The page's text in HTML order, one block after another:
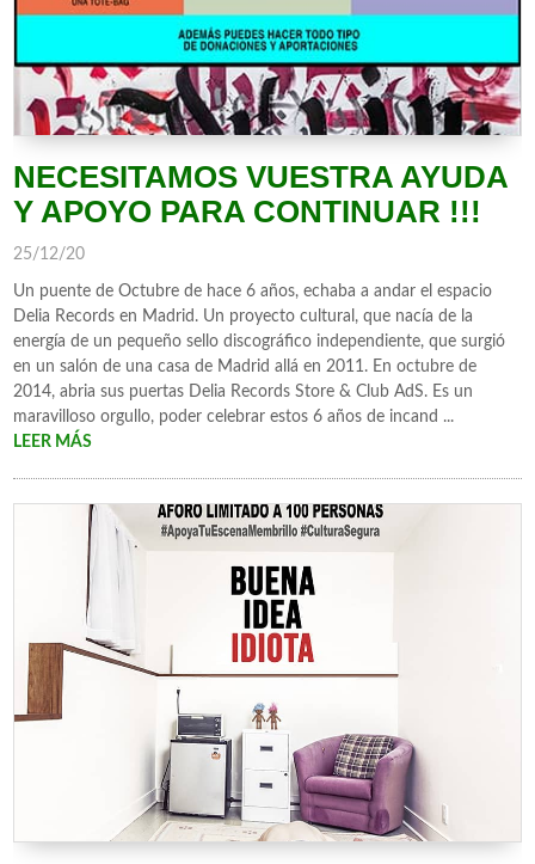
NECESITAMOS VUESTRA AYUDA
Y APOYO PARA CONTINUAR !!!
25/12/20
Un puente de Octubre de hace 6 años, echaba a andar el espacio
Delia Records en Madrid. Un proyecto cultural, que nacía de la
energía de un pequeño sello discográfico independiente, que surgió
en un salón de una casa de Madrid allá en 2011. En octubre de
2014, abria sus puertas Delia Records Store & Club AdS. Es un
maravilloso orgullo, poder celebrar estos 6 años de incand ...
LEER MÁS